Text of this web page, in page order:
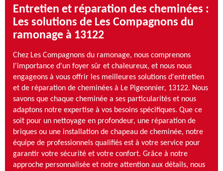
Entretien et réparation des cheminées :
Les solutions de Les Compagnons du
ramonage à 13122
Chez Les Compagnons du ramonage, nous comprenons
l'importance d'un foyer sûr et chaleureux, et nous nous
engageons à vous offrir les meilleures solutions d'entretien
et de réparation de cheminées à Le Pigeonnier, 13122. Nous
savons que chaque cheminée a ses particularités et nous
adaptons notre expertise à vos besoins spécifiques. Que ce
soit pour un nettoyage en profondeur, une réparation de
briques ou une installation de chapeau de cheminée, notre
équipe de professionnels qualifiés est à votre service pour
garantir votre sécurité et votre confort. Grâce à notre
approche personnalisée et notre attention aux détails, nous